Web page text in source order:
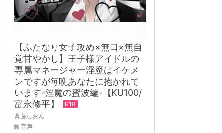
【ふたなり女子攻め×無口×無自
覚甘やかし】王子様アイドルの
専属マネージャー淫魔はイケメ
ンですが毎晩あなたに抱かれて
います-淫魔の蜜波編-【KU100/
富永修平】
斉藤しおん
音声